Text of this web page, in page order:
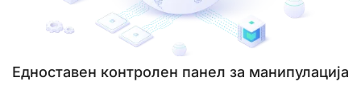
Едноставен контролен панел за манипулација